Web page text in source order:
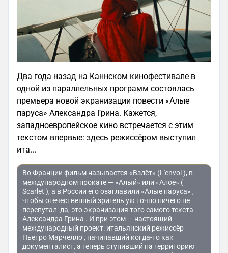
Два года назад на Каннском кинофестивале в
одной из параллельных программ состоялась
премьера новой экранизации повести «Алые
паруса» Александра Грина. Кажется,
западноевропейское кино встречается с этим
текстом впервые: здесь режиссёром выступил
ита...
Во Франции фильм называется «Взлёт» (L'envol ), в
международном прокате — «Алый» или «Алое» (
Scarlet ), а в России его озаглавили «Алые паруса» ,
чтобы отечественный зритель уж точно ничего не
перепутал: да, это экранизация того самого текста
Александра Грина . И при этом — настоящий
международный проект: итальянский режиссёр
Пьетро Марчелло , начинавший когда-то как
документалист, а теперь ступивший на территорию